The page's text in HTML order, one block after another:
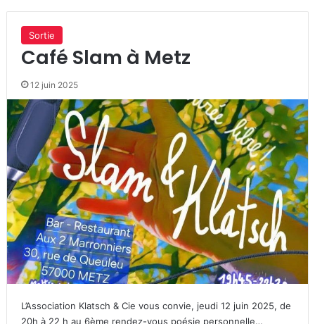
Sortie
Café Slam à Metz
12 juin 2025
L’Association Klatsch & Cie vous convie, jeudi 12 juin 2025, de
20h à 22 h au 6ème rendez-vous poésie personnelle…